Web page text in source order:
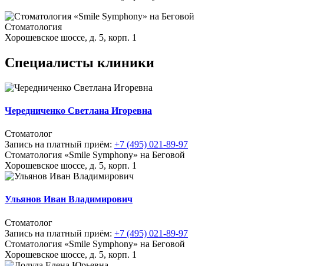
Стоматология
Хорошевское шоссе, д. 5, корп. 1
Специалисты клиники
Чередниченко Светлана Игоревна
Стоматолог
Запись на платный приём: +7 (495) 021-89-97
Стоматология «Smile Symphony» на Беговой
Хорошевское шоссе, д. 5, корп. 1
Ульянов Иван Владимирович
Стоматолог
Запись на платный приём: +7 (495) 021-89-97
Стоматология «Smile Symphony» на Беговой
Хорошевское шоссе, д. 5, корп. 1